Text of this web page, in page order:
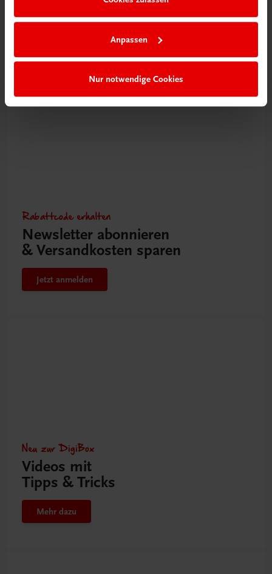
Anpassen
Nur notwendige Cookies
umgehen?
Rabattcode erhalten
Newsletter abonnieren
& Versandkosten sparen
Jetzt anmelden
Neu zur DigiBox
Videos mit
Tipps & Tricks
Mehr dazu